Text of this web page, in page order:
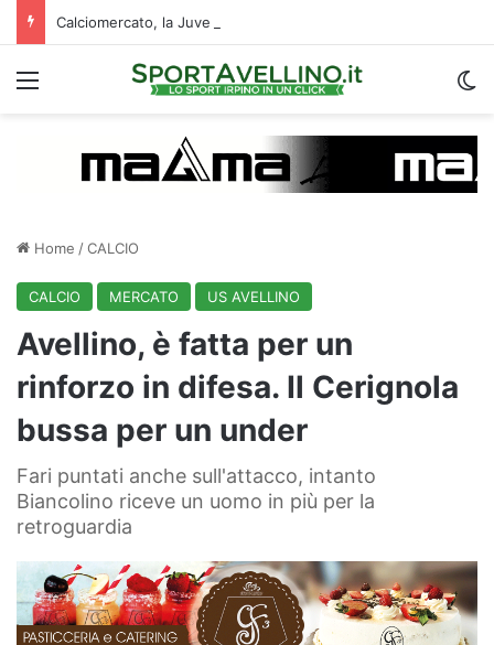
Menu
Home /CALCIO
CALCIO MERCATO US AVELLINO
Avellino, è fatta per un
rinforzo in difesa. Il Cerignola
bussa per un under
Fari puntati anche sull'attacco, intanto
Biancolino riceve un uomo in più per la
retroguardia